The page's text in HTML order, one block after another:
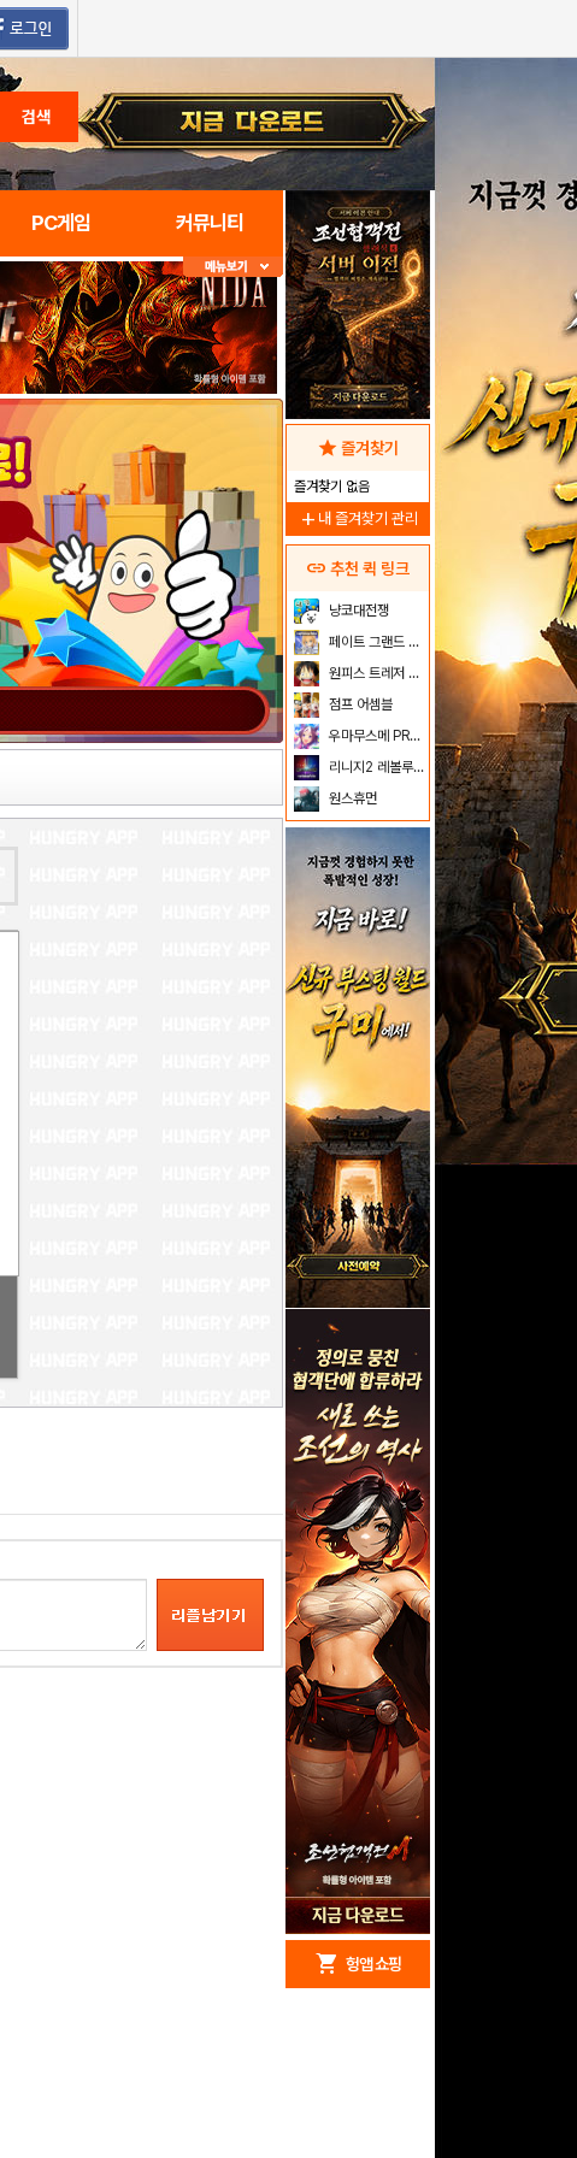
검색
PC게임 커뮤니티
star 즐겨찾기
즐겨찾기 없음
add 내 즐겨찾기 관리
link 추천 퀵 링크
냥코대전쟁
페이트 그랜드 오더
원피스 트레저 크루즈
점프 어셈블
우마무스메 PRETTY DERBY
리니지2 레볼루션
원스휴먼
shopping_cart 헝앱 쇼핑